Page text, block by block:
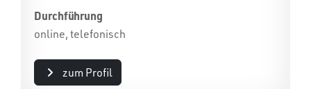
Durchführung
online, telefonisch
zum Profil